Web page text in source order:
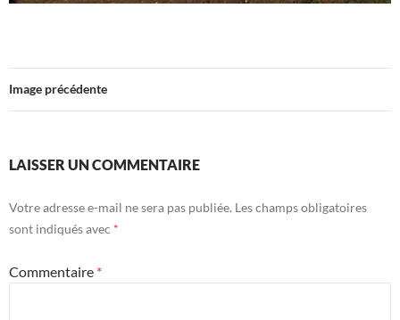
Image précédente
LAISSER UN COMMENTAIRE
Votre adresse e-mail ne sera pas publiée. Les champs obligatoires
sont indiqués avec *
Commentaire *